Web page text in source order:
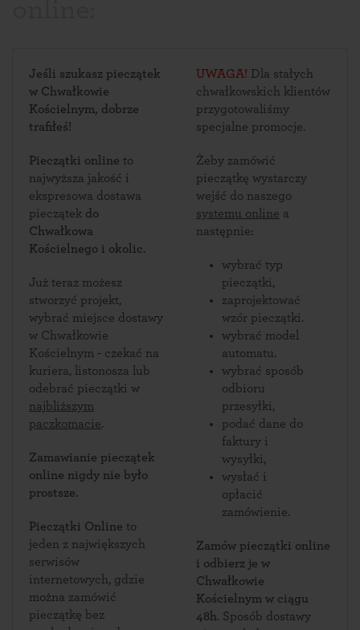
Jeśli szukasz pieczątek
w Chwałkowie
Kościelnym, dobrze
trafiłeś!
Pieczątki online to
najwyższa jakość i
ekspresowa dostawa
pieczątek do
Chwałkowa
Kościelnego i okolic.
Już teraz możesz
stworzyć projekt,
wybrać miejsce dostawy
w Chwałkowie
Kościelnym - czekać na
kuriera, listonosza lub
odebrać pieczątki w
najbliższym
paczkomacie.
Zamawianie pieczątek
online nigdy nie było
prostsze.
Pieczątki Online to
jeden z największych
serwisów
internetowych, gdzie
można zamówić
pieczątkę bez
UWAGA! Dla stałych
chwałkowskich klientów
przygotowaliśmy
specjalne promocje.
Żeby zamówić
pieczątkę wystarczy
wejść do naszego
systemu online a
następnie:
wybrać typ
pieczątki,
zaprojektować
wzór pieczątki.
wybrać model
automatu.
wybrać sposób
odbioru
przesyłki,
podać dane do
faktury i
wysyłki,
wysłać i
opłacić
zamówienie.
Zamów pieczątki online
i odbierz je w
Chwałkowie
Kościelnym w ciągu
48h. Sposób dostawy